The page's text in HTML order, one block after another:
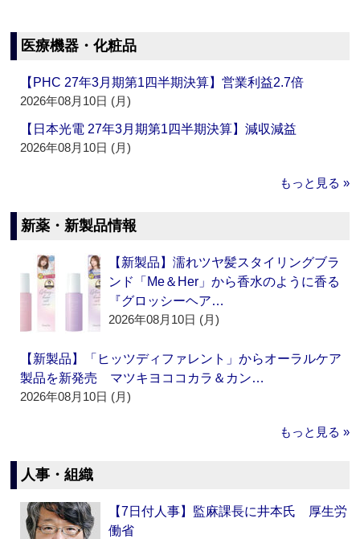
医療機器・化粧品
【PHC 27年3月期第1四半期決算】営業利益2.7倍
2026年08月10日 (月)
【日本光電 27年3月期第1四半期決算】減収減益
2026年08月10日 (月)
もっと見る »
新薬・新製品情報
【新製品】濡れツヤ髪スタイリングブラ
ンド「Me＆Her」から香水のように香る
『グロッシーヘア…
2026年08月10日 (月)
【新製品】「ヒッツディファレント」からオーラルケア
製品を新発売 マツキヨココカラ＆カン…
2026年08月10日 (月)
もっと見る »
人事・組織
【7日付人事】監麻課長に井本氏 厚生労
働省